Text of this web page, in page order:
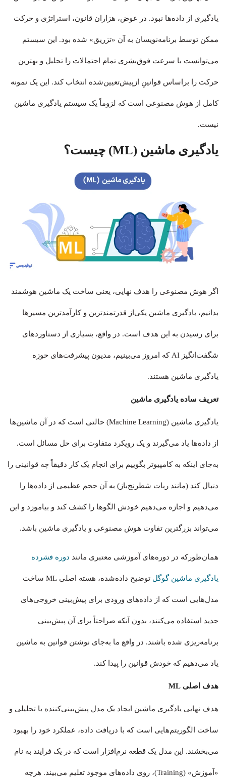
یادگیری از داده‌ها نبود. در عوض، هزاران قانون، استراتژی و حرکت
ممکن توسط برنامه‌نویسان به آن «تزریق» شده بود. این سیستم
می‌توانست با سرعت فوق‌بشری تمام احتمالات را تحلیل و بهترین
حرکت را براساس قوانینِ ازپیش‌تعیین‌شده انتخاب کند. این یک نمونه
کامل از هوش مصنوعی است که لزوماً یک سیستم یادگیری ماشین
نیست.
یادگیری ماشین (ML) چیست؟
اگر هوش مصنوعی را هدف نهایی، یعنی ساخت یک ماشین هوشمند
بدانیم، یادگیری ماشین یکی‌از قدرتمندترین و کارآمدترین مسیرها
برای رسیدن به این هدف است. در واقع، بسیاری از دستاوردهای
شگفت‌انگیز AI که امروز می‌بینیم، مدیون پیشرفت‌های حوزه
یادگیری ماشین هستند.
تعریف ساده یادگیری ماشین
یادگیری ماشین (Machine Learning) حالتی است که در آن ماشین‌ها
از داده‌ها یاد می‌گیرند و یک رویکرد متفاوت برای حل مسائل است.
به‌جای اینکه به کامپیوتر بگوییم برای انجام یک کار دقیقاً چه قوانینی را
دنبال کند (مانند ربات شطرنج‌باز) به آن حجم عظیمی از داده‌ها را
می‌دهیم و اجازه می‌دهیم خودش الگوها را کشف کند و بیاموزد و این
می‌تواند بزرگترین تفاوت هوش مصنوعی و یادگیری ماشین باشد.
همان‌طورکه در دوره‌های آموزشی معتبری مانند دوره فشرده
یادگیری ماشین گوگل توضیح داده‌شده، هسته اصلی ML ساخت
مدل‌هایی است که از داده‌های ورودی برای پیش‌بینی خروجی‌های
جدید استفاده می‌کنند، بدون آنکه صراحتاً برای آن پیش‌بینی
برنامه‌ریزی شده باشند. در واقع ما به‌جای نوشتن قوانین به ماشین
یاد می‌دهیم که خودش قوانین را پیدا کند.
هدف اصلی ML
هدف نهایی یادگیری ماشین ایجاد یک مدل پیش‌بینی‌کننده یا تحلیلی و
ساخت الگوریتم‌هایی است که با دریافت داده، عملکرد خود را بهبود
می‌بخشند. این مدل یک قطعه نرم‌افزار است که در یک فرایند به نام
«آموزش» (Training)، روی داده‌های موجود تعلیم می‌بیند. هرچه